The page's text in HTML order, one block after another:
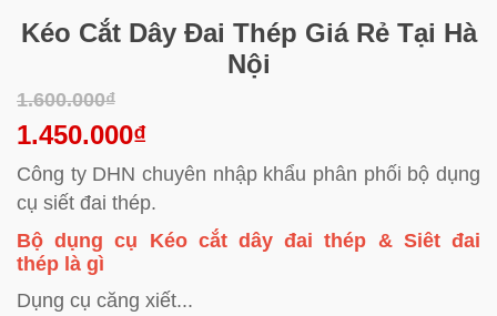
Kéo Cắt Dây Đai Thép Giá Rẻ Tại Hà
Nội
1.600.000₫
1.450.000₫
Công ty DHN chuyên nhập khẩu phân phối bộ dụng
cụ siết đai thép.
Bộ dụng cụ Kéo cắt dây đai thép & Siêt đai
thép là gì
Dụng cụ căng xiết...